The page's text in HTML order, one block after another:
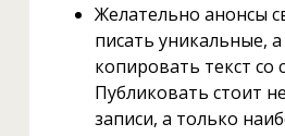
Желательно анонсы
писать уникальные,
копировать текст со
Публиковать стоит
записи, а только